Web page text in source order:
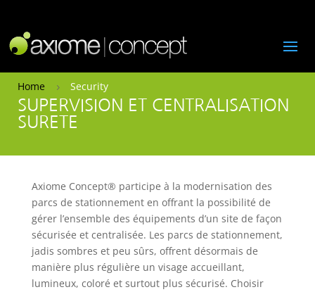
Home 5 Security
SUPERVISION ET CENTRALISATION
SURETE
Axiome Concept® participe à la modernisation des
parcs de stationnement en offrant la possibilité de
gérer l’ensemble des équipements d’un site de façon
sécurisée et centralisée. Les parcs de stationnement,
jadis sombres et peu sûrs, offrent désormais de
manière plus régulière un visage accueillant,
lumineux, coloré et surtout plus sécurisé. Choisir